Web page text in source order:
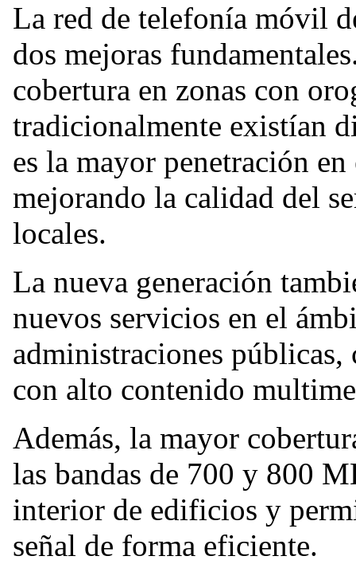
La red de telefonía móvil
dos mejoras
cobertura en zonas con
tradicionalmente existían
es la mayor penetración
mejorando la calidad del
locales.
La nueva generación
nuevos servicios en el
administraciones
con alto contenido
Además, la mayor
las bandas de 700 y 800
interior de edificios y
señal de forma eficiente.